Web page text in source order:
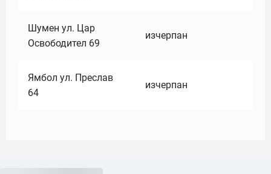
Шумен ул. Цар
Освободител 69
изчерпан
Ямбол ул. Преслав
64
изчерпан